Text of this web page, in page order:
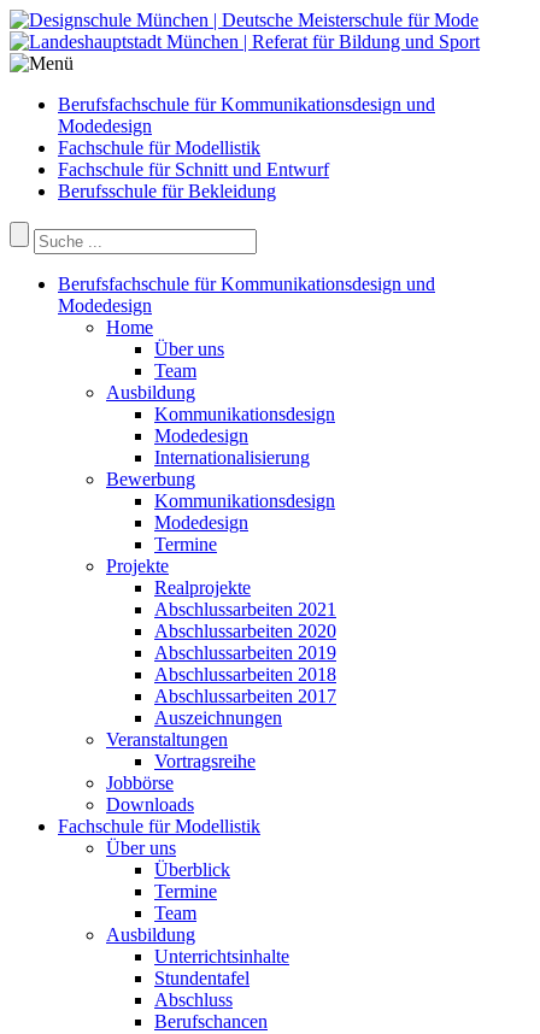
Berufsfachschule für Kommunikationsdesign und
Modedesign
Fachschule für Modellistik
Fachschule für Schnitt und Entwurf
Berufsschule für Bekleidung
Berufsfachschule für Kommunikationsdesign und
Modedesign
Home
Über uns
Team
Ausbildung
Kommunikationsdesign
Modedesign
Internationalisierung
Bewerbung
Kommunikationsdesign
Modedesign
Termine
Projekte
Realprojekte
Abschlussarbeiten 2021
Abschlussarbeiten 2020
Abschlussarbeiten 2019
Abschlussarbeiten 2018
Abschlussarbeiten 2017
Auszeichnungen
Veranstaltungen
Vortragsreihe
Jobbörse
Downloads
Fachschule für Modellistik
Über uns
Überblick
Termine
Team
Ausbildung
Unterrichtsinhalte
Stundentafel
Abschluss
Berufschancen